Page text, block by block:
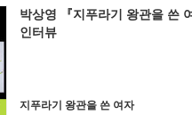
박상영 『지푸라기 왕관을 쓴
인터뷰
지푸라기 왕관을 쓴 여자